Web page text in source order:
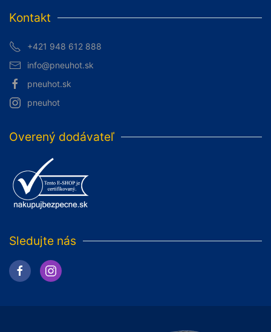
Kontakt
+421 948 612 888
info@pneuhot.sk
pneuhot.sk
pneuhot
Overený dodávateľ
Sledujte nás